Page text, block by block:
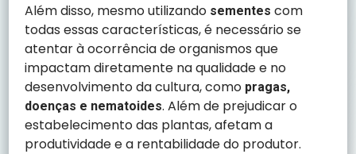
Além disso, mesmo utilizando sementes com
todas essas características, é necessário se
atentar à ocorrência de organismos que
impactam diretamente na qualidade e no
desenvolvimento da cultura, como pragas,
doenças e nematoides. Além de prejudicar o
estabelecimento das plantas, afetam a
produtividade e a rentabilidade do produtor.